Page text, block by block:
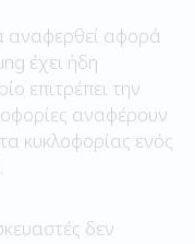
αναφερθεί αφορά
έχει ήδη
επιτρέπει την
αναφέρουν
κυκλοφορίας ενός
δεν